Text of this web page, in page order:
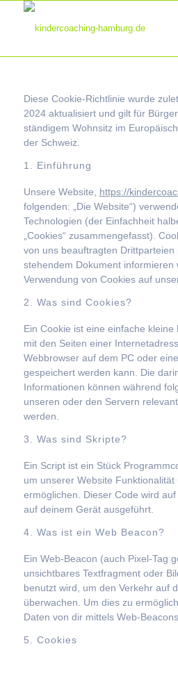
Diese Cookie-Richtlinie wurde
2024 aktualisiert und gilt für
ständigem Wohnsitz im
der Schweiz.
1. Einführung
Unsere Website, https://
folgenden: „Die Website“)
Technologien (der Einfachheit
„Cookies“ zusammengefasst).
von uns beauftragten
stehendem Dokument informieren
Verwendung von Cookies auf
2. Was sind Cookies?
Ein Cookie ist eine einfache
mit den Seiten einer
Webbrowser auf dem PC oder
gespeichert werden kann. Die
Informationen können während
unseren oder den Servern
werden.
3. Was sind Skripte?
Ein Script ist ein Stück
um unserer Website
ermöglichen. Dieser Code wird
auf deinem Gerät ausgeführt.
4. Was ist ein Web Beacon?
Ein Web-Beacon (auch Pixel-Tag
unsichtbares Textfragment oder
benutzt wird, um den Verkehr auf
überwachen. Um dies zu
Daten von dir mittels Web-
5. Cookies